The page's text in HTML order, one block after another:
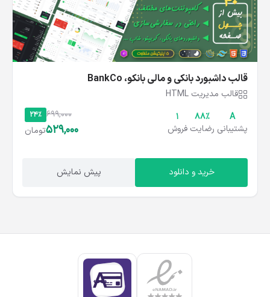
قالب داشبورد بانکی و مالی بانکو، BankCo
قالب مدیریت HTML
A
پشتیبانی
۸۸%
رضایت
1
فروش
24% 699,000
529,000تومان
خرید و دانلود پیش نمایش